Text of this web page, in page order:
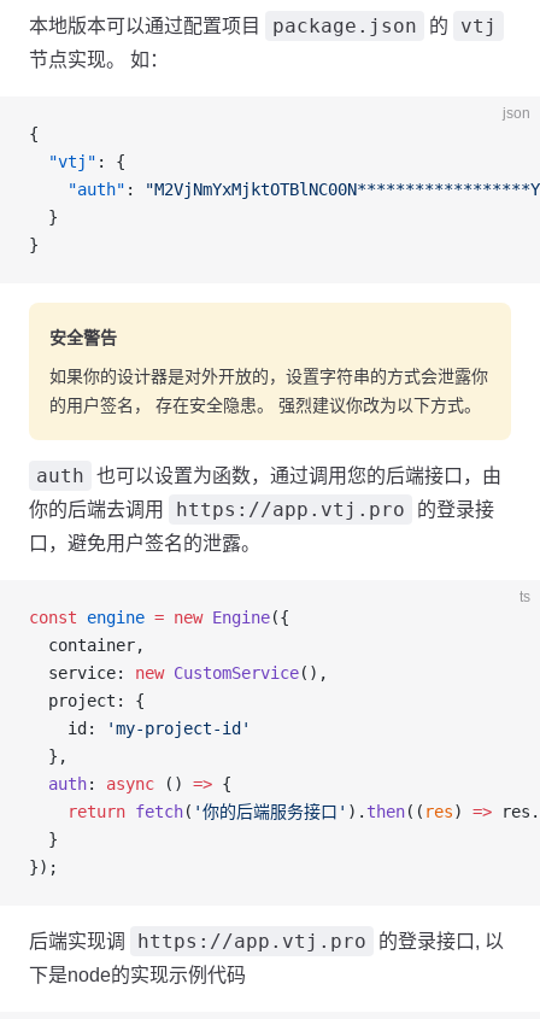
本地版本可以通过配置项目 package.json 的 vtj
节点实现。 如：
json
{
  "vtj"
: {
    "auth"
:
  }
}
安全警告
如果你的设计器是对外开放的，设置字符串的方式会泄露你
的用户签名， 存在安全隐患。 强烈建议你改为以下方式。
auth
也可以设置为函数，通过调用您的后端接口，由
你的后端去调用
https://app.vtj.pro
的登录接
口，避免用户签名的泄露。
ts
const engine = new Engine({
  container,
  service:
new CustomService(),
  project: {
    id:
'my-project-id'
  },
  auth
: async () => {
    return
fetch( '你的后端服务接口' ). then(( res) => res.
  }
});
后端实现调 https://app.vtj.pro
的登录接口, 以
下是node的实现示例代码